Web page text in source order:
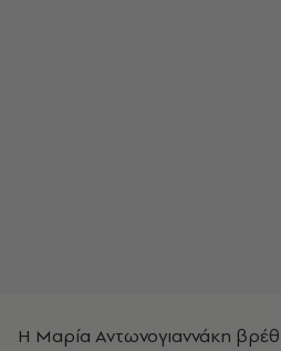
Η Μαρία Αντωνογιαννάκη